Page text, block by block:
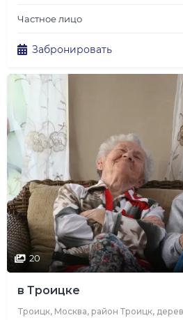
Частное лицо
Забронировать
20
в Троицке
Троицк, Москва, район Троицк,